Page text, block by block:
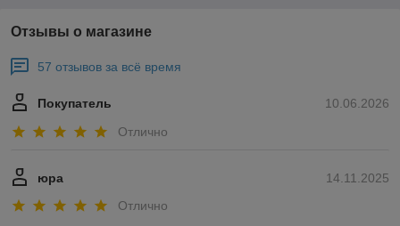
Отзывы о магазине
57 отзывов за всё время
10.06.2026
Покупатель
Отлично
14.11.2025
юра
Отлично